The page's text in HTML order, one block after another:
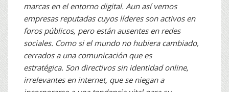
marcas en el entorno digital. Aun así vemos
empresas reputadas cuyos líderes son activos en
foros públicos, pero están ausentes en redes
sociales. Como si el mundo no hubiera cambiado,
cerrados a una comunicación que es
estratégica. Son directivos sin identidad online,
irrelevantes en internet, que se niegan a